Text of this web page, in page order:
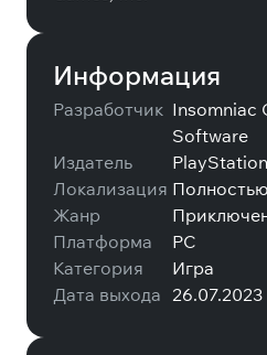
Информация
Разработчик Insomniac
Software
Издатель
Локализация
Жанр
Платформа
PC
Категория
Игра
Дата выхода 26.07.2023